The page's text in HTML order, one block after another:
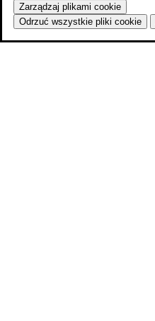
Zarządzaj plikami cookie
Odrzuć wszystkie pliki cookie